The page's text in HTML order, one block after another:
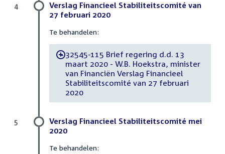
Verslag Financieel Stabiliteitscomité van
27 februari 2020
Te behandelen:
-32545-115 Brief regering d.d. 13
maart 2020 - W.B. Hoekstra, minister
van Financiën Verslag Financieel
Stabiliteitscomité van 27 februari
2020
4
Verslag Financieel Stabiliteitscomité mei
2020
Te behandelen:
5